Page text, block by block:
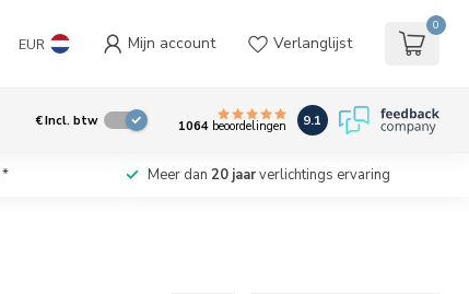
EUR Mijn account Verlanglijst
0
€Incl. btw 1064beoordelingen 9.1
* Meer dan 20 jaarverlichtings ervaring